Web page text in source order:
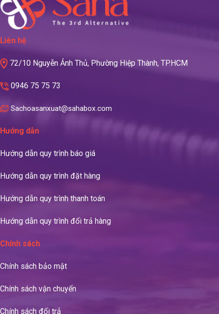
Liên hệ
72/10 Nguyễn Ảnh Thủ, Phường Hiệp Thành, TP.HCM
0946 75 75 73
Sachoasanxuat@sahabox.com
Hướng dẫn
Hướng dẫn quy trình báo giá
Hướng dẫn quy trình đặt hàng
Hướng dẫn quy trình thanh toán
Hướng dẫn quy trình đổi trả hàng
Chính sách
Chính sách bảo mật
Chính sách vận chuyển
Chính sách đổi trả